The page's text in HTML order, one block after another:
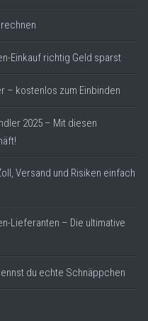
Einkauf richtig Geld sparst
– kostenlos zum Einbinden
2025 – Mit diesen
Versand und Risiken einfach
Lieferanten – Die ultimative
du echte Schnäppchen